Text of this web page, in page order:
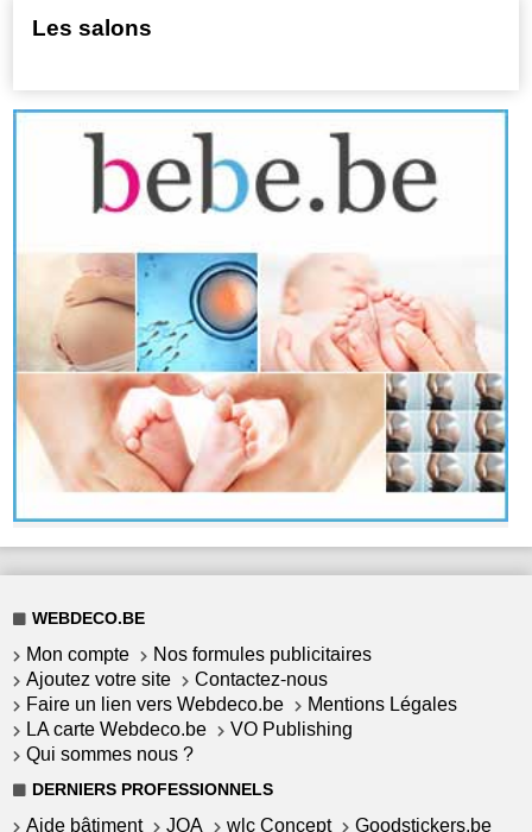
Les salons
WEBDECO.BE
Mon compte
Nos formules publicitaires
Ajoutez votre site
Contactez-nous
Faire un lien vers Webdeco.be
Mentions Légales
LA carte Webdeco.be
VO Publishing
Qui sommes nous ?
DERNIERS PROFESSIONNELS
Aide bâtiment JOA wlc Concept Goodstickers.be